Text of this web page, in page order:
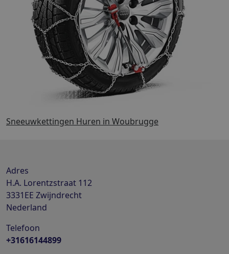
Sneeuwkettingen Huren in Woubrugge
Adres
H.A. Lorentzstraat 112
3331EE Zwijndrecht
Nederland
Telefoon
+31616144899